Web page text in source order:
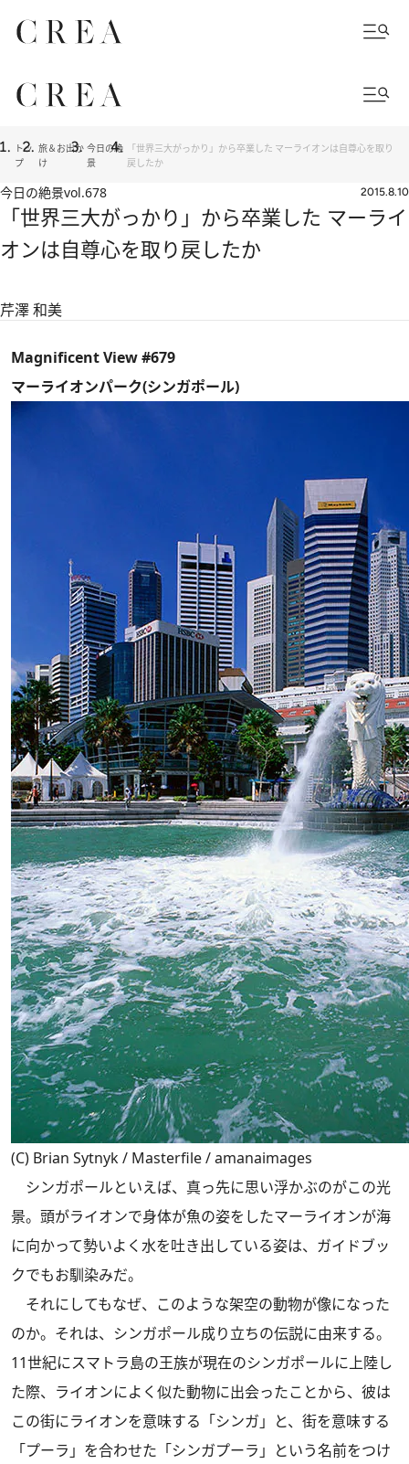
トッ
プ
旅＆お出か
け
今日の絶
景
「世界三大がっかり」から卒業した マーライオンは自尊心を取り
戻したか
今日の絶景vol.678 2015.8.10
「世界三大がっかり」から卒業した マーライ
オンは自尊心を取り戻したか
芹澤 和美
Magnificent View #679
マーライオンパーク(シンガポール)
(C) Brian Sytnyk / Masterfile / amanaimages
シンガポールといえば、真っ先に思い浮かぶのがこの光
景。頭がライオンで身体が魚の姿をしたマーライオンが海
に向かって勢いよく水を吐き出している姿は、ガイドブッ
クでもお馴染みだ。
それにしてもなぜ、このような架空の動物が像になった
のか。それは、シンガポール成り立ちの伝説に由来する。
11世紀にスマトラ島の王族が現在のシンガポールに上陸し
た際、ライオンによく似た動物に出会ったことから、彼は
この街にライオンを意味する「シンガ」と、街を意味する
「プーラ」を合わせた「シンガプーラ」という名前をつけ